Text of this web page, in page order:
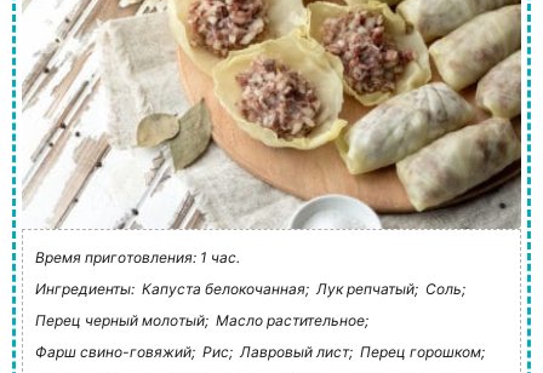
Время приготовления: 1 час.
Ингредиенты: Капуста белокочанная; Лук репчатый; Соль;
Перец черный молотый; Масло растительное;
Фарш свино-говяжий; Рис; Лавровый лист; Перец горошком;